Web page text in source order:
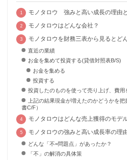
モノタロウ 強みと高い成長の理由
モノタロウはどんな会社？
モノタロウを財務三表から見るとど
直近の業績
お金を集めて投資する(貸借対照表B/S)
お金を集める
投資する
投資したのものを使って売り上げ、費用
上記の結果現金が増えたのかどうかを
書C/F）
モノタロウはどんな売上獲得のモデ
モノタロウの強みと高い成長率の理
どんな「不=問題点」があったか？
「不」の解消の具体策